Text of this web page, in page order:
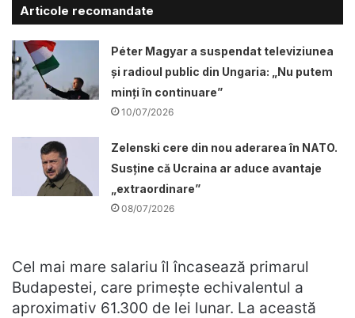
Articole recomandate
Péter Magyar a suspendat televiziunea
și radioul public din Ungaria: „Nu putem
minți în continuare”
10/07/2026
Zelenski cere din nou aderarea în NATO.
Susține că Ucraina ar aduce avantaje
„extraordinare”
08/07/2026
Cel mai mare salariu îl încasează primarul
Budapestei, care primește echivalentul a
aproximativ 61.300 de lei lunar. La această